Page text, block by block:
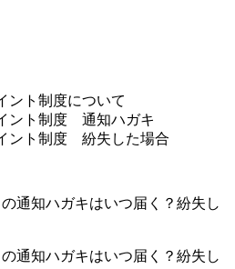
ント制度について
ント制度 通知ハガキ
ント制度 紛失した場合
通知ハガキはいつ届く？紛失し
通知ハガキはいつ届く？紛失し